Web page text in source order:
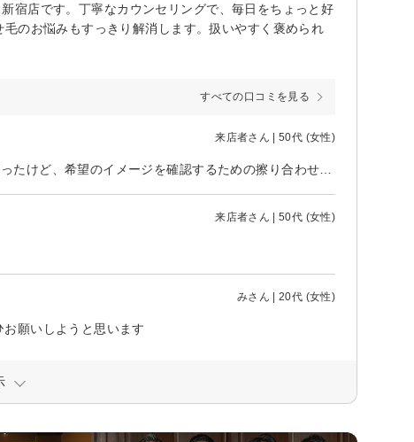
宿店です。丁寧なカウンセリングで、毎日をちょっと好
のお悩みもすっきり解消します。扱いやすく褒められ
すべての口コミを見る
来店者さん | 50代 (女性)
来店者さん | 50代 (女性)
みさん | 20代 (女性)
願いしようと思います